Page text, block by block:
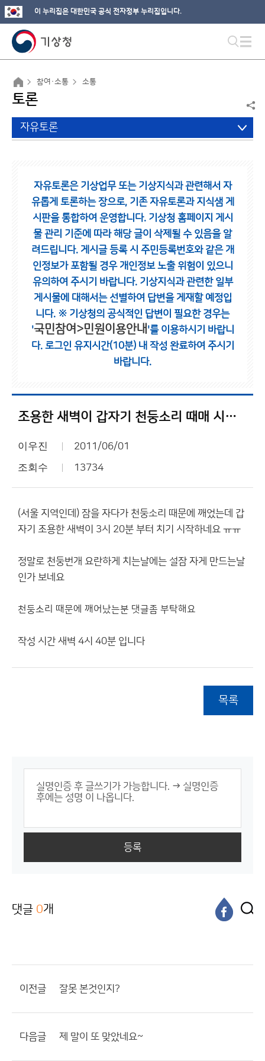
이 누리집은 대한민국 공식 전자정부 누리집입니다.
참여·소통 소통
토론
자유토론
자유토론은 기상업무 또는 기상지식과 관련해서 자
유롭게 토론하는 장으로, 기존 자유토론과 지식샘 게
시판을 통합하여 운영합니다. 기상청 홈페이지 게시
물 관리 기준에 따라 해당 글이 삭제될 수 있음을 알
려드립니다. 게시글 등록 시 주민등록번호와 같은 개
인정보가 포함될 경우 개인정보 노출 위험이 있으니
유의하여 주시기 바랍니다. 기상지식과 관련한 일부
게시물에 대해서는 선별하여 답변을 게재할 예정입
니다. ※ 기상청의 공식적인 답변이 필요한 경우는
'국민참여>민원이용안내 '를 이용하시기 바랍니
다. 로그인 유지시간(10분) 내 작성 완료하여 주시기
바랍니다.
조용한 새벽이 갑자기 천둥소리 때매 시끄러움
이우진 2011/06/01
조회수 13734
(서울 지역인데) 잠을 자다가 천둥소리 때문에 깨었는데 갑
자기 조용한 새벽이 3시 20분 부터 치기 시작하네요 ㅠㅠ
정말로 천둥번개 요란하게 치는날에는 설잠 자게 만드는날
인가 보네요
천둥소리 때문에 깨어났는분 댓글좀 부탁해요
작성 시간 새벽 4시 40분 입니다
목록
등록
댓글 0개
이전글 잘못 본것인지?
다음글 제 말이 또 맞았네요~